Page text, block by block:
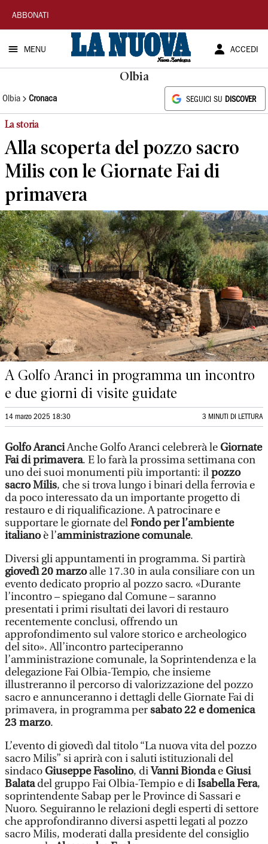
La
Nuova
Sardegna
ABBONATI
MENU ACCEDI
Olbia
Olbia Cronaca SEGUICI SU DISCOVER
La storia
Alla scoperta del pozzo sacro
Milis con le Giornate Fai di
primavera
A Golfo Aranci in programma un incontro
e due giorni di visite guidate
14 marzo 2025 18:30 3 MINUTI DI LETTURA
Golfo AranciAnche Golfo Aranci celebrerà leGiornate
Fai di primavera. E lo farà la prossima settimana con
uno dei suoi monumenti più importanti: ilpozzo
sacro Milis, che si trova lungo i binari della ferrovia e
da poco interessato da un importante progetto di
restauro e di riqualificazione. A patrocinare e
supportare le giornate delFondo per l’ambiente
italianoè l’amministrazione comunale.
Diversi gli appuntamenti in programma. Si partirà
giovedì 20 marzoalle 17.30 in aula consiliare con un
evento dedicato proprio al pozzo sacro. «Durante
l’incontro – spiegano dal Comune – saranno
presentati i primi risultati dei lavori di restauro
recentemente conclusi, offrendo un
approfondimento sul valore storico e archeologico
del sito». All’incontro parteciperanno
l’amministrazione comunale, la Soprintendenza e la
delegazione Fai Olbia-Tempio, che insieme
illustreranno il percorso di valorizzazione del pozzo
sacro e annunceranno i dettagli delle Giornate Fai di
primavera, in programma persabato 22 e domenica
23 marzo.
L’evento di giovedì dal titolo “La nuova vita del pozzo
sacro Milis” si aprirà con i saluti istituzionali del
sindacoGiuseppe Fasolino, diVanni BiondaeGiusi
Balatadel gruppo Fai Olbia-Tempio e diIsabella Fera,
soprintendente Sabap per le Province di Sassari e
Nuoro. Seguiranno le relazioni degli esperti di settore
che approfondiranno diversi aspetti legati al pozzo
sacro Milis, moderati dalla presidente del consiglio